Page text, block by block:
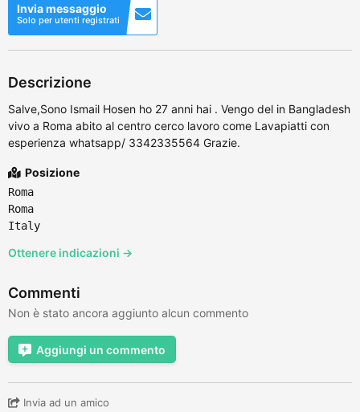
Invia messaggio
Solo per utenti registrati
Descrizione
Salve,Sono Ismail Hosen ho 27 anni hai . Vengo del in Bangladesh
vivo a Roma abito al centro cerco lavoro come Lavapiatti con
esperienza whatsapp/ 3342335564 Grazie.
Posizione
Roma
Roma
Italy
Ottenere indicazioni →
Commenti
Non è stato ancora aggiunto alcun commento
Aggiungi un commento
Invia ad un amico